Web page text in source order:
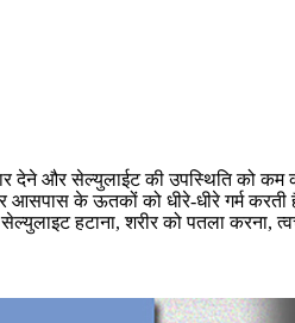
देने और सेल्युलाईट की उपस्थिति को
आसपास के ऊतकों को धीरे-धीरे गर्म करती
हटाना, शरीर को पतला करना,